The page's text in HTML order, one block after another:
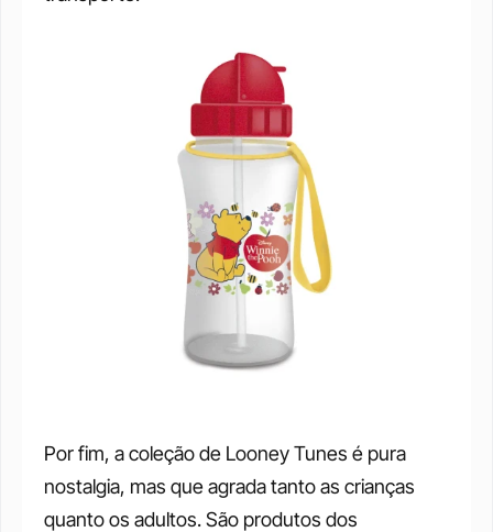
Por fim, a coleção de Looney Tunes é pura
nostalgia, mas que agrada tanto as crianças
quanto os adultos. São produtos dos